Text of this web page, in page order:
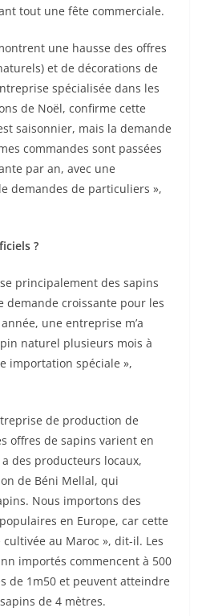
tout une fête commerciale.
une hausse des offres
et de décorations de
spécialisée dans les
de Noël, confirme cette
saisonnier, mais la demande
commandes sont passées
par an, avec une
demandes de particuliers »,
?
principalement des sapins
demande croissante pour les
une entreprise m’a
naturel plusieurs mois à
importation spéciale »,
de production de
offres de sapins varient en
des producteurs locaux,
de Béni Mellal, qui
Nous importons des
en Europe, car cette
au Maroc », dit-il. Les
importés commencent à 500
de 1m50 et peuvent atteindre
de 4 mètres.